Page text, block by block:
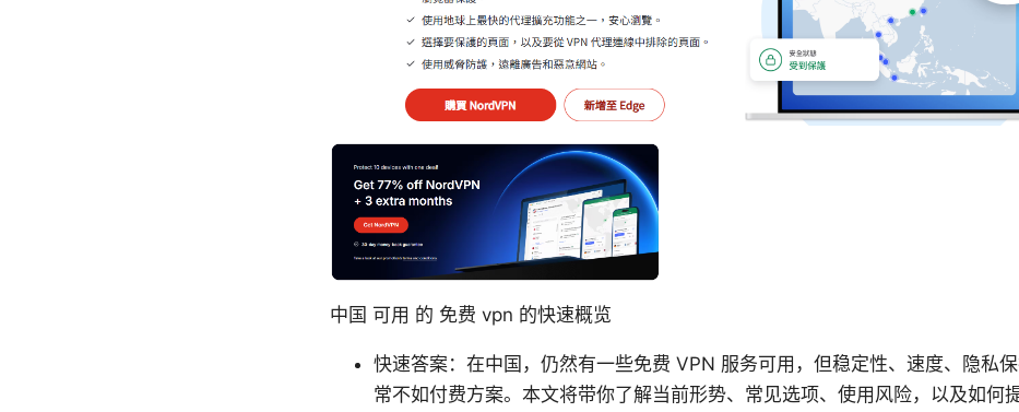
中国 可用 的 免费 vpn 的快速概览
快速答案：在中国，仍然有一些免费 VPN 服务可用，但稳定性、速度、隐私
常不如付费方案。本文将带你了解当前形势、常见选项、使用风险，以及如何